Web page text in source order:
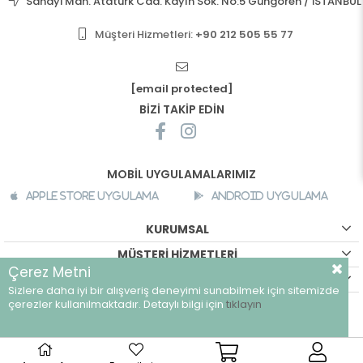
Müşteri Hizmetleri: +90 212 505 55 77
[email protected]
BİZİ TAKİP EDİN
MOBİL UYGULAMALARIMIZ
Apple Store Uygulama Android Uygulama
KURUMSAL
MÜŞTERİ HİZMETLERİ
©breeze.com.tr - Tüm hakları saklıdır.
Çerez Metni
Sizlere daha iyi bir alışveriş deneyimi sunabilmek için sitemizde
çerezler kullanılmaktadır. Detaylı bilgi için tıklayın